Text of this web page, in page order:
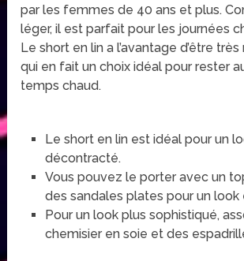
par les femmes de 40 ans et plus.
léger, il est parfait pour les journées
Le short en lin a l’avantage d’être
qui en fait un choix idéal pour rester
temps chaud.
Le short en lin est idéal pour un
décontracté.
Vous pouvez le porter avec un
des sandales plates pour un look
Pour un look plus sophistiqué,
chemisier en soie et des